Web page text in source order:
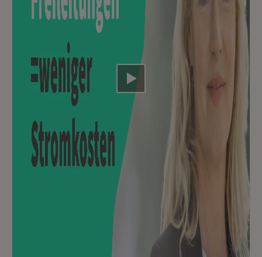
Video abspielen